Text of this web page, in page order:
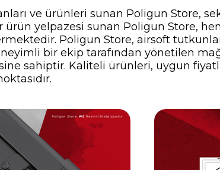
ve ürünleri sunan Poligun Store,
ürün yelpazesi sunan Poligun Store,
Poligun Store, airsoft
bir ekip tarafından yönetilen
sahiptir. Kaliteli ürünleri, uygun